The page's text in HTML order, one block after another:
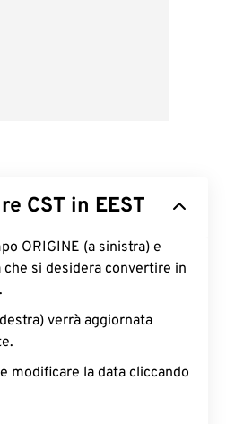
CST in EEST
ORIGINE (a sinistra) e
che si desidera convertire in
verrà aggiornata
modificare la data cliccando